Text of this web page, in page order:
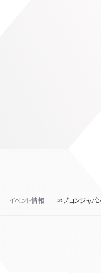
イベント情報 ネプコンジャパ